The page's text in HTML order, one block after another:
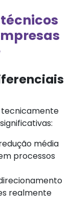
tecnicamente
média
processos
realmente